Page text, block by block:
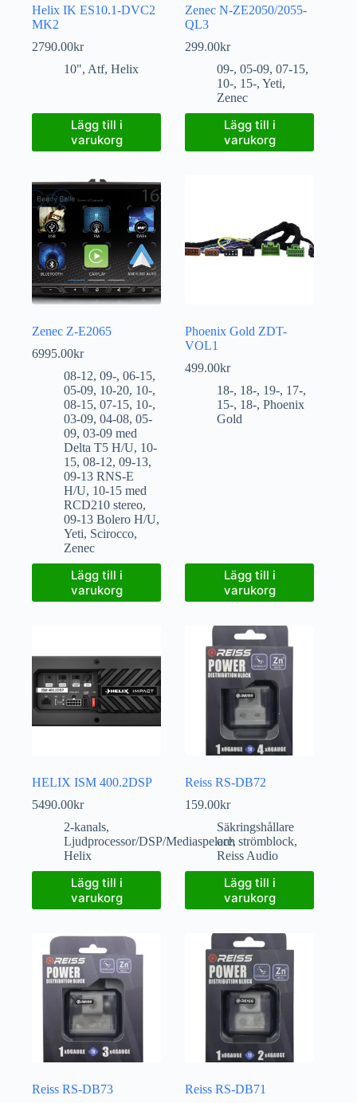
Helix IK ES10.1-DVC2
MK2
2790.00kr
10", Atf, Helix
Lägg till i
varukorg
Zenec N-ZE2050/2055-
QL3
299.00kr
09-,05-09,07-15,
10-, 15-,Yeti,
Zenec
Lägg till i
varukorg
Zenec Z-E2065
6995.00kr
08-12, 09-, 06-15,
05-09, 10-20, 10-,
08-15, 07-15, 10-,
03-09, 04-08, 05-
09, 03-09 med
Delta T5 H/U, 10-
15, 08-12, 09-13,
09-13 RNS-E
H/U, 10-15 med
RCD210 stereo,
09-13 Bolero H/U,
Yeti, Scirocco,
Zenec
Lägg till i
varukorg
Phoenix Gold ZDT-
VOL1
499.00kr
18-, 18-, 19-, 17-,
15-, 18-,Phoenix
Gold
Lägg till i
varukorg
HELIX ISM 400.2DSP
5490.00kr
2-kanals,
Ljudprocessor/DSP/Mediaspelare,
Helix
Lägg till i
varukorg
Reiss RS-DB72
159.00kr
Säkringshållare
och strömblock,
Reiss Audio
Lägg till i
varukorg
Reiss RS-DB73
Reiss RS-DB71